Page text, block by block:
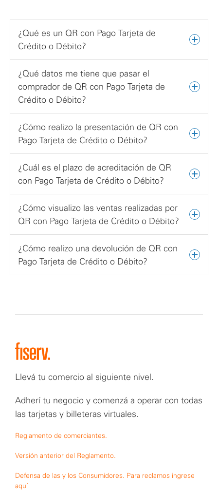
¿Qué es un QR con Pago Tarjeta de
Crédito o Débito?
¿Qué datos me tiene que pasar el
comprador de QR con Pago Tarjeta de
Crédito o Débito?
¿Cómo realizo la presentación de QR con
Pago Tarjeta de Crédito o Débito?
¿Cuál es el plazo de acreditación de QR
con Pago Tarjeta de Crédito o Débito?
¿Cómo visualizo las ventas realizadas por
QR con Pago Tarjeta de Crédito o Débito?
¿Cómo realizo una devolución de QR con
Pago Tarjeta de Crédito o Débito?
Llevá tu comercio al siguiente nivel.
Adherí tu negocio y comenzá a operar con todas
las tarjetas y billeteras virtuales.
Reglamento de comerciantes.
Versión anterior del Reglamento.
Defensa de las y los Consumidores. Para reclamos ingrese
aquí